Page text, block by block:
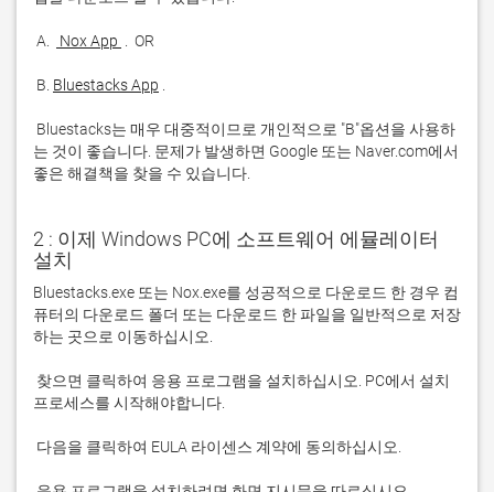
A. Nox App
B. Bluestacks App
는 것이 좋습니다. 문제가 발생하면 Google 또는 Naver.com에서
좋은 해결책을 찾을 수 있습니다.
2 : 이제 Windows PC에 소프트웨어 에뮬레이터
설치
Bluestacks.exe 또는 Nox.exe를 성공적으로 다운로드 한 경우 컴
퓨터의 다운로드 폴더 또는 다운로드 한 파일을 일반적으로 저장